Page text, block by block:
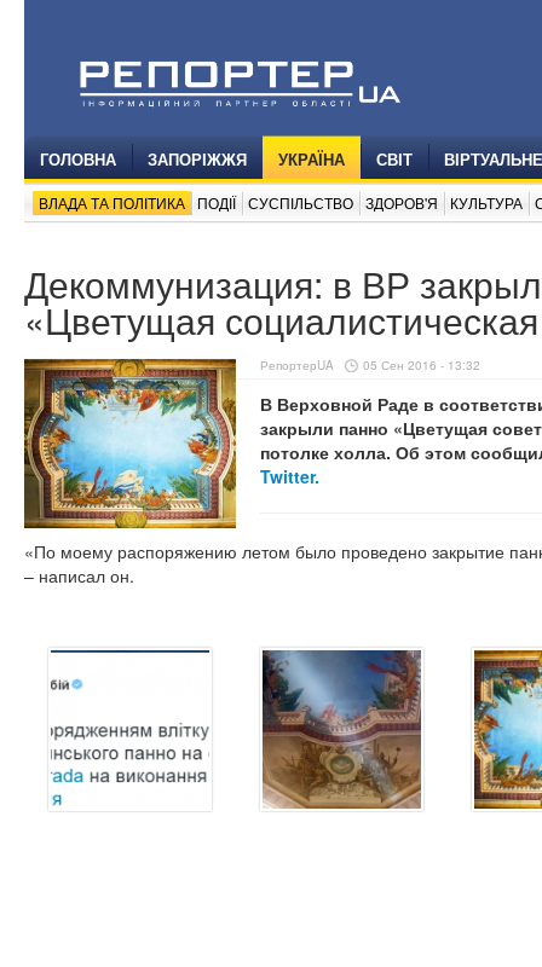
ГОЛОВНА ЗАПОРІЖЖЯ УКРАЇНА СВІТ
ВЛАДА ТА ПОЛІТИКА ПОДІЇ СУСПІЛЬСТВО ЗДОРОВ'Я КУЛЬТУРА
Декоммунизация: в ВР
«Цветущая
РепортерUA 05 Сен 2016 - 13:32
В Верховной Раде в
закрыли панно «Цветущая
потолке холла. Об этом
Twitter.
«По моему распоряжению летом было проведено закрытие
– написал он.